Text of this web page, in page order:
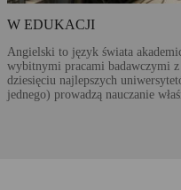
W EDUKACJI
Angielski to język świata
wybitnymi pracami badawczymi
dziesięciu najlepszych
jednego) prowadzą nauczanie